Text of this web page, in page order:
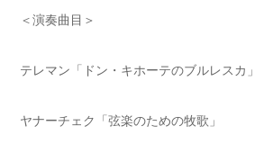
＜演奏曲目＞
テレマン「ドン・キホーテのブルレスカ」
ヤナーチェク「弦楽のための牧歌」